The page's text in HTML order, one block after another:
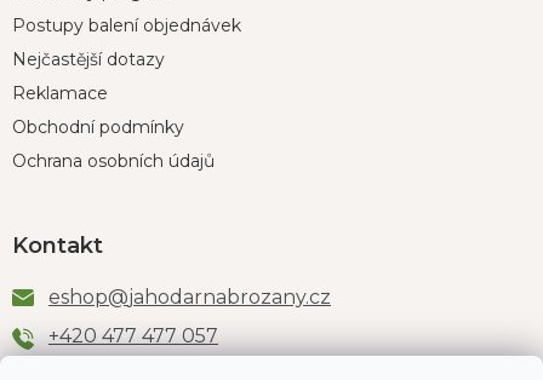
Postupy balení objednávek
Nejčastější dotazy
Reklamace
Obchodní podmínky
Ochrana osobních údajů
Kontakt
eshop@jahodarnabrozany.cz
+420 477 477 057